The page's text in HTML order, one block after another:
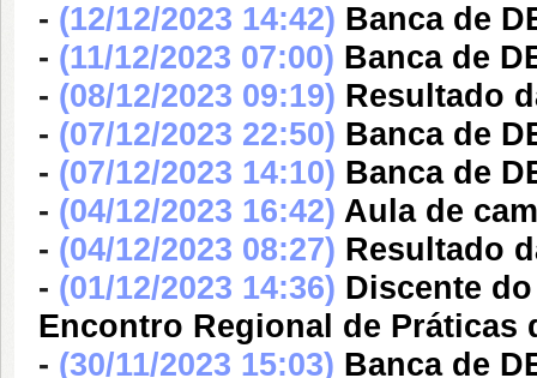
- (12/12/2023 14:42) Banca de
- (11/12/2023 07:00) Banca de
- (08/12/2023 09:19) Resultado
- (07/12/2023 22:50) Banca de
- (07/12/2023 14:10) Banca de
- (04/12/2023 16:42) Aula de
- (04/12/2023 08:27) Resultado
- (01/12/2023 14:36) Discente
Encontro Regional de Práticas
- (30/11/2023 15:03) Banca de